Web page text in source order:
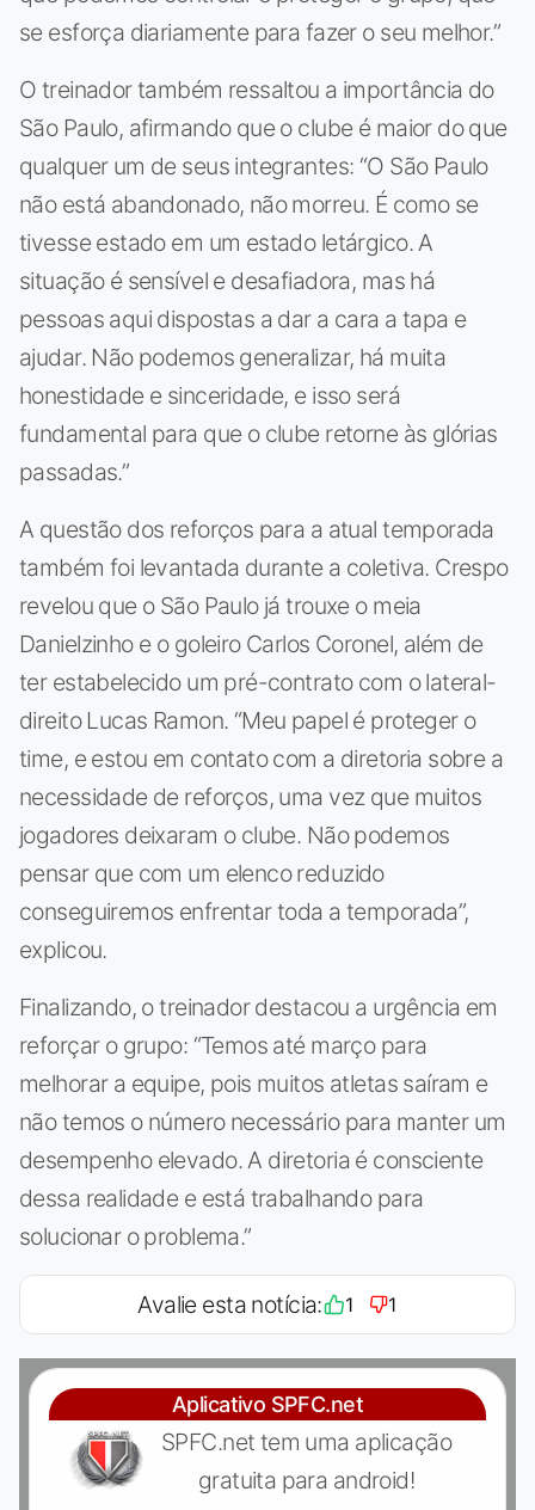
se esforça diariamente para fazer o seu melhor.”
O treinador também ressaltou a importância do
São Paulo, afirmando que o clube é maior do que
qualquer um de seus integrantes: “O São Paulo
não está abandonado, não morreu. É como se
tivesse estado em um estado letárgico. A
situação é sensível e desafiadora, mas há
pessoas aqui dispostas a dar a cara a tapa e
ajudar. Não podemos generalizar, há muita
honestidade e sinceridade, e isso será
fundamental para que o clube retorne às glórias
passadas.”
A questão dos reforços para a atual temporada
também foi levantada durante a coletiva. Crespo
revelou que o São Paulo já trouxe o meia
Danielzinho e o goleiro Carlos Coronel, além de
ter estabelecido um pré-contrato com o lateral-
direito Lucas Ramon. “Meu papel é proteger o
time, e estou em contato com a diretoria sobre a
necessidade de reforços, uma vez que muitos
jogadores deixaram o clube. Não podemos
pensar que com um elenco reduzido
conseguiremos enfrentar toda a temporada”,
explicou.
Finalizando, o treinador destacou a urgência em
reforçar o grupo: “Temos até março para
melhorar a equipe, pois muitos atletas saíram e
não temos o número necessário para manter um
desempenho elevado. A diretoria é consciente
dessa realidade e está trabalhando para
solucionar o problema.”
Avalie esta notícia: 1 1
Aplicativo SPFC.net
SPFC.net tem uma aplicação
gratuita para android!